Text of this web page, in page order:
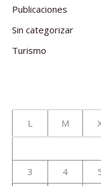
Publicaciones
Sin categorizar
Turismo
L M
3
4